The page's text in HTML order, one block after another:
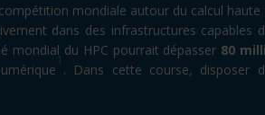
mondiale autour du calcul
dans des infrastructures
mondial du HPC pourrait dépasser 80
1
. Dans cette course, disposer